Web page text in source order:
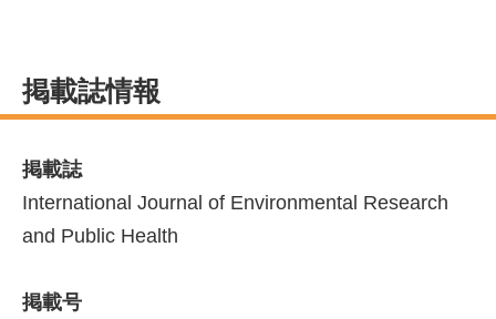
掲載誌情報
掲載誌
International Journal of Environmental Research
and Public Health
掲載号